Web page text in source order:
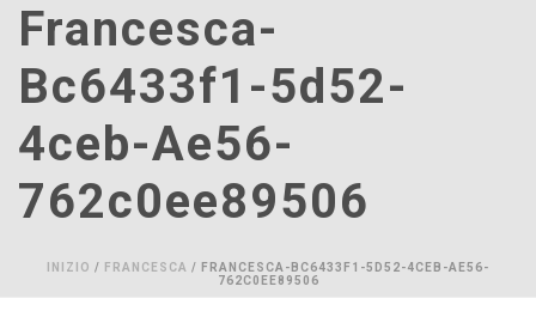
Francesca-
Bc6433f1-5d52-
4ceb-Ae56-
762c0ee89506
INIZIO / FRANCESCA / FRANCESCA-BC6433F1-5D52-4CEB-AE56-
762C0EE89506